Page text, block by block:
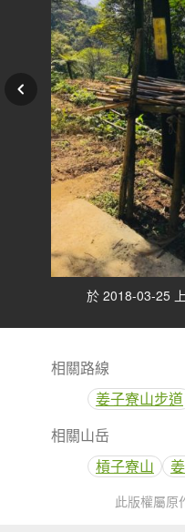
於 2018-03-25
相關路線
姜子寮山步道
相關山岳
槓子寮山
此版權屬原